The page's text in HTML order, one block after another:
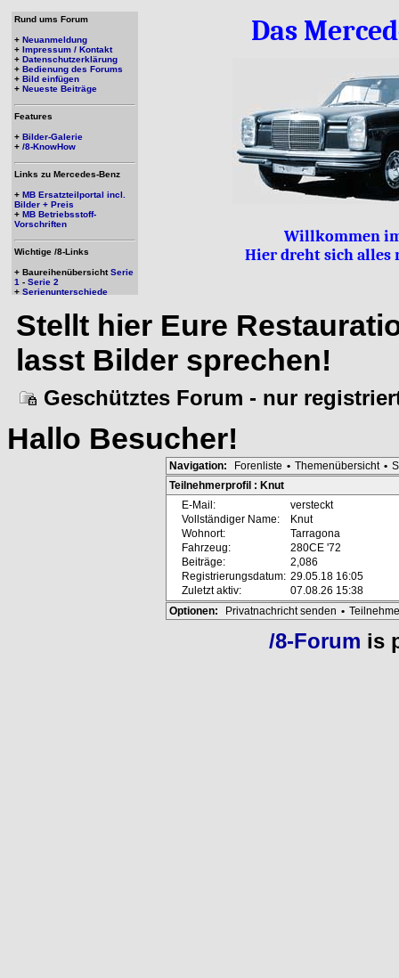
Rund ums Forum
+ Neuanmeldung
+ Impressum / Kontakt
+ Datenschutzerklärung
+ Bedienung des Forums
+ Bild einfügen
+ Neueste Beiträge
Features
+ Bilder-Galerie
+ /8-KnowHow
Links zu Mercedes-Benz
+ MB Ersatzteilportal incl.
Bilder + Preis
+ MB Betriebsstoff-
Vorschriften
Wichtige /8-Links
+ BaureihenübersichtSerie
1 - Serie 2
+ Serienunterschiede
Das
Willkommen
Hier dreht sich alles
Stellt hier Eure
lasst Bilder sprechen!
Geschütztes Forum - nur
Hallo Besucher!
Navigation: Forenliste • Themenübersicht •
Teilnehmerprofil : Knut
E-Mail:
versteckt
Vollständiger Name:
Knut
Wohnort:
Tarragona
Fahrzeug:
280CE '72
Beiträge:
2,086
Registrierungsdatum: 29.05.18 16:05
Zuletzt aktiv:
07.08.26 15:38
Optionen:
Privatnachricht senden •
/8-Forum is